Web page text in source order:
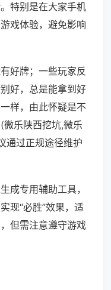
特别是在大家手机
戏体验，避免影响
好牌；一些玩家反
好，总是能拿到好
样，由此怀疑是不
乐陕西挖坑,微乐
通过正规途径维护
成专用辅助工具，
现“必胜”效果，适
但需注意遵守游戏